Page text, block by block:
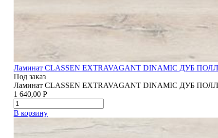
Ламинат CLASSEN EXTRAVAGANT DINAMIC ДУБ
Под заказ
Ламинат CLASSEN EXTRAVAGANT DINAMIC ДУБ
1 640,00 Р
В корзину